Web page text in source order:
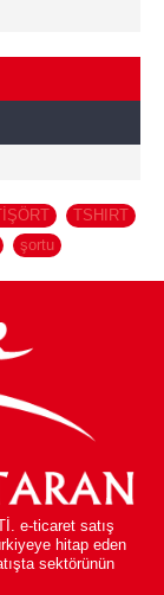
TSHIRT
şortu
e-ticaret satış
hitap eden
sektörünün